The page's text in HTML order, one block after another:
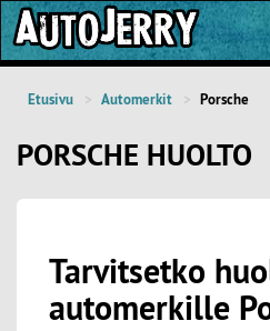
Etusivu Automerkit Porsche
PORSCHE HUOLTO
Tarvitsetko
automerkille